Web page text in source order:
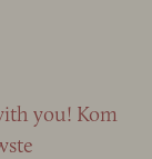
you! Kom